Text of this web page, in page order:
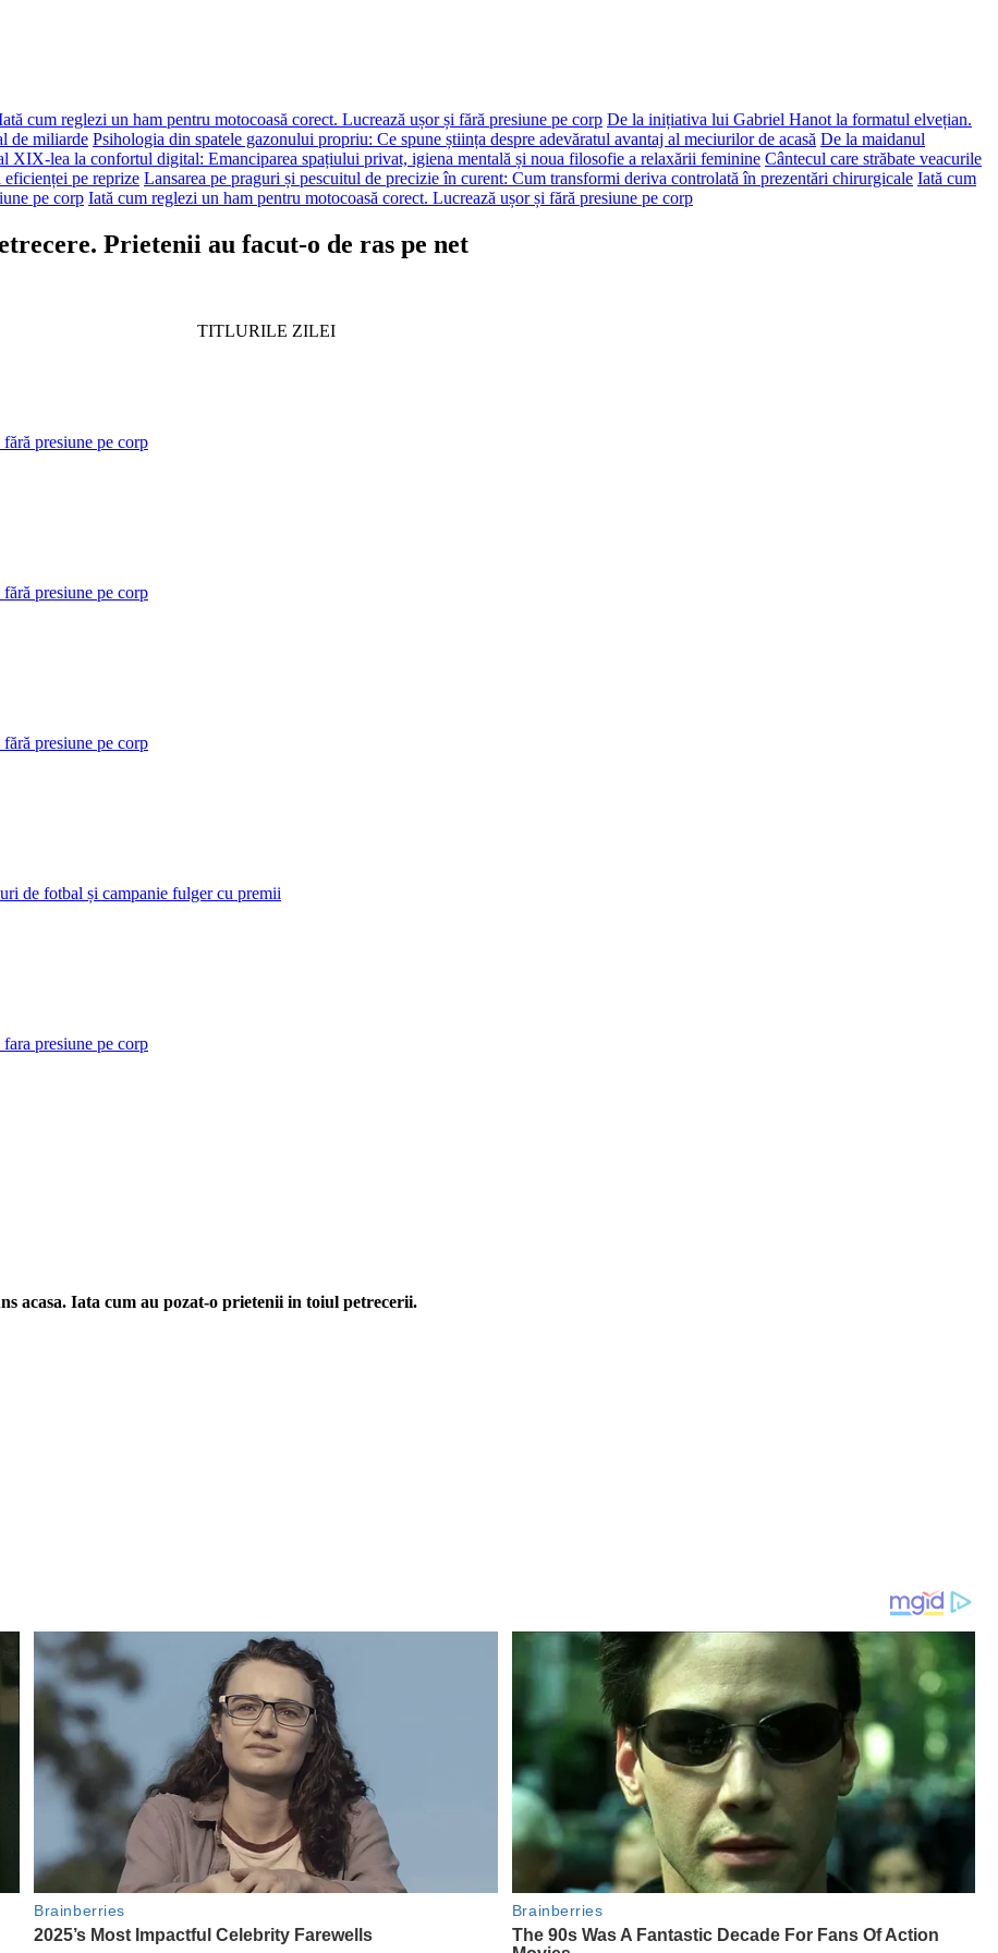
cum reglezi un ham pentru motocoasă corect. Lucrează ușor și fără presiune pe corp De la inițiativa lui Gabriel Hanot la formatul elvețian.
de miliarde Psihologia din spatele gazonului propriu: Ce spune știința despre adevăratul avantaj al meciurilor de acasă De la maidanul
XIX-lea la confortul digital: Emanciparea spațiului privat, igiena mentală și noua filosofie a relaxării feminine Cântecul care străbate veacurile
pe reprize Lansarea pe praguri și pescuitul de precizie în curent: Cum transformi deriva controlată în prezentări chirurgicale Iată cum
pe corp Iată cum reglezi un ham pentru motocoasă corect. Lucrează ușor și fără presiune pe corp
Prietenii au facut-o de ras pe net
TITLURILE ZILEI
presiune pe corp
presiune pe corp
presiune pe corp
de fotbal și campanie fulger cu premii
presiune pe corp
acasa. Iata cum au pozat-o prietenii in toiul petrecerii.